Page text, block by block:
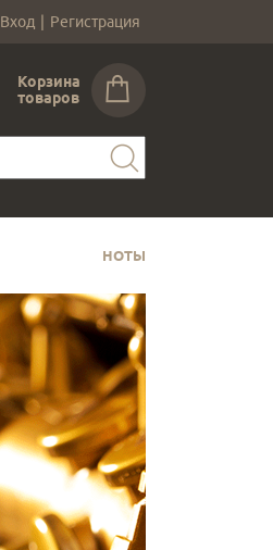
Вход | Регистрация
Корзина
товаров
НОТЫ